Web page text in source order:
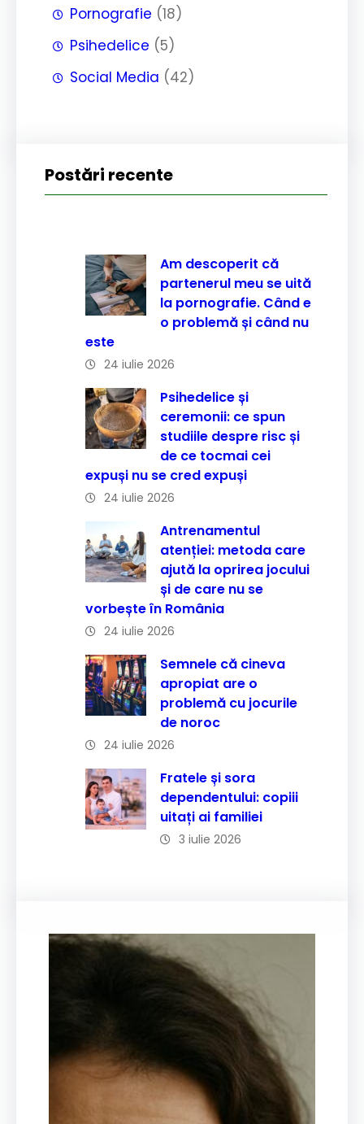
Pornografie (18)
Psihedelice (5)
Social Media (42)
Postări recente
Am descoperit că
partenerul meu se uită
la pornografie. Când e
o problemă și când nu
este
24 iulie 2026
Psihedelice și
ceremonii: ce spun
studiile despre risc și
de ce tocmai cei
expuși nu se cred expuși
24 iulie 2026
Antrenamentul
atenției: metoda care
ajută la oprirea jocului
și de care nu se
vorbește în România
24 iulie 2026
Semnele că cineva
apropiat are o
problemă cu jocurile
de noroc
24 iulie 2026
Fratele și sora
dependentului: copiii
uitați ai familiei
3 iulie 2026